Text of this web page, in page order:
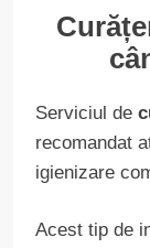
Serviciul de
recomandat
igienizare
Acest tip de